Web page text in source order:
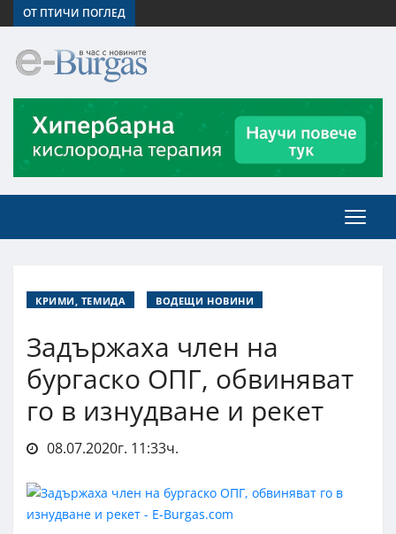
ОТ ПТИЧИ ПОГЛЕД
КРИМИ, ТЕМИДА ВОДЕЩИ НОВИНИ
Задържаха член на
бургаско ОПГ, обвиняват
го в изнудване и рекет
08.07.2020г. 11:33ч.